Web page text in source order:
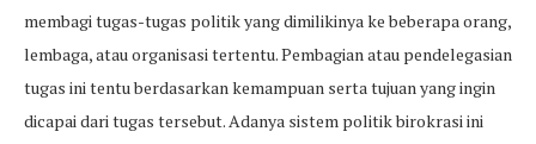
membagi tugas-tugas politik yang dimilikinya ke beberapa orang,
lembaga, atau organisasi tertentu. Pembagian atau pendelegasian
tugas ini tentu berdasarkan kemampuan serta tujuan yang ingin
dicapai dari tugas tersebut. Adanya sistem politik birokrasi ini